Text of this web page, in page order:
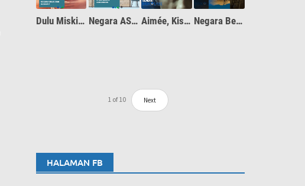
Dulu Miskin, Apa Resep Rahasia China Jadi Negara Maju dan Inovatif? Negara AS dan Inggris Pakai Resep Maju yang Tak Ingin Dipakai Negara Berkembang Aimée, Kisah Perempuan Paranoid yang Diteliti Psikoanalis, Jacques Lacan Negara Berkembang Bisa Maju Pakai Pasar Bebas itu Mitos
1 of10 Next
HALAMAN FB